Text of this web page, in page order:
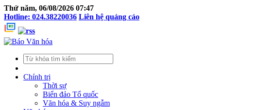
Thứ năm, 06/08/2026 07:47
Hotline: 024.38220036 Liên hệ quảng cáo
Chính trị
Thời sự
Biển đảo Tổ quốc
Văn hóa & Suy ngẫm